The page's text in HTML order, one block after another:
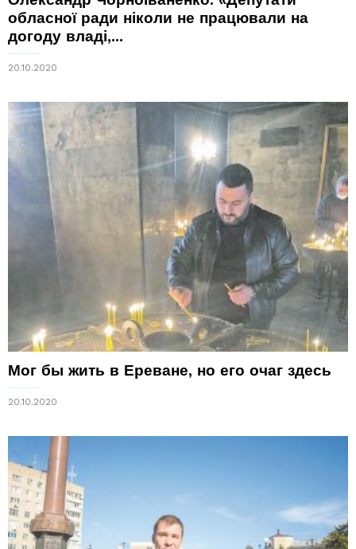
обласної ради ніколи не працювали на
догоду владі,...
20.10.2020
Мог бы жить в Ереване, но его очаг здесь
20.10.2020